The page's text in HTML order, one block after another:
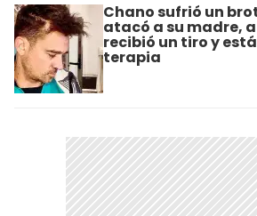
Chano sufrió un
atacó a su madre,
recibió un tiro y
terapia